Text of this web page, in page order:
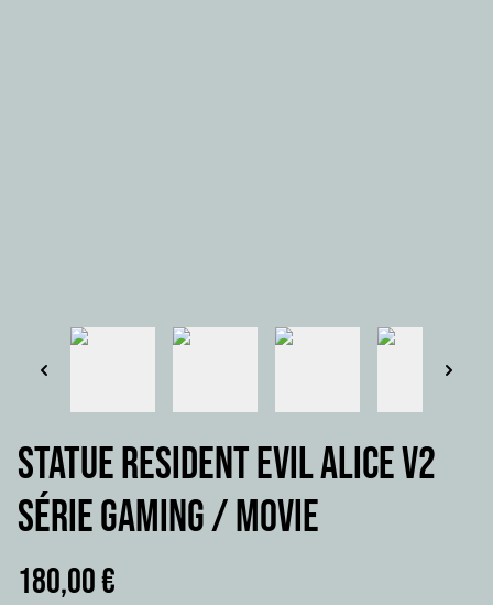
STATUE RESIDENT EVIL ALICE V2
série gaming / movie
180,00 €